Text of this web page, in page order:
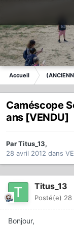
Accueil
Caméscope
ans [VENDU]
ParTitus_13,
28 avril 2012 dans
Titus_13
Posté(e) 28
Bonjour,